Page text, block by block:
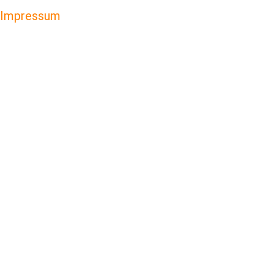
Impressum